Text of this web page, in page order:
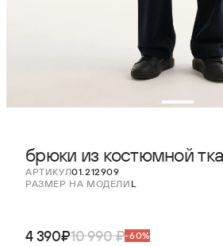
брюки из костюмной
АРТИКУЛ01.212909
РАЗМЕР НА МОДЕЛИ L
4 390₽10 990 ₽-60%